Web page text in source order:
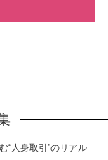
“人身取引”のリアル